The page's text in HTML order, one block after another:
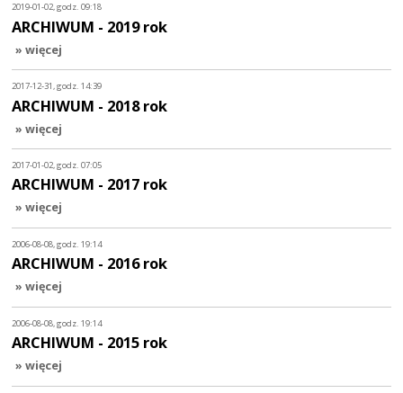
2019-01-02, godz. 09:18
ARCHIWUM - 2019 rok
» więcej
2017-12-31, godz. 14:39
ARCHIWUM - 2018 rok
» więcej
2017-01-02, godz. 07:05
ARCHIWUM - 2017 rok
» więcej
2006-08-08, godz. 19:14
ARCHIWUM - 2016 rok
» więcej
2006-08-08, godz. 19:14
ARCHIWUM - 2015 rok
» więcej